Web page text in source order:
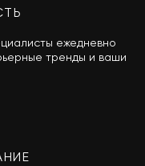
ежедневно
тренды и ваши